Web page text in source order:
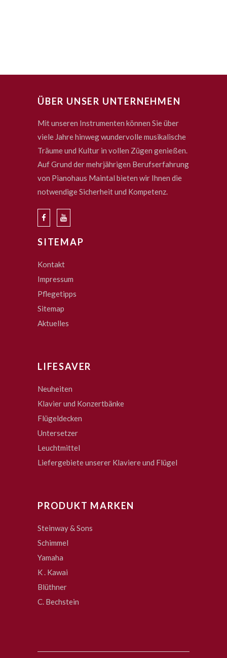
ÜBER UNSER UNTERNEHMEN
Mit unseren Instrumenten können Sie über
viele Jahre hinweg wundervolle musikalische
Träume und Kultur in vollen Zügen genießen.
Auf Grund der mehrjährigen Berufserfahrung
von Pianohaus Maintal bieten wir Ihnen die
notwendige Sicherheit und Kompetenz.
SITEMAP
Kontakt
Impressum
Pflegetipps
Sitemap
Aktuelles
LIFESAVER
Neuheiten
Klavier und Konzertbänke
Flügeldecken
Untersetzer
Leuchtmittel
Liefergebiete unserer Klaviere und Flügel
PRODUKT MARKEN
Steinway & Sons
Schimmel
Yamaha
K . Kawai
Blüthner
C. Bechstein